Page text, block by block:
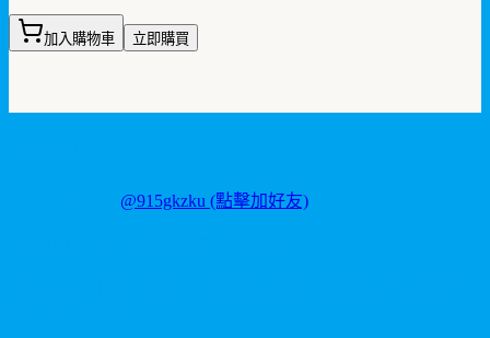
加入購物車 立即購買
@915gkzku (點擊加好友)